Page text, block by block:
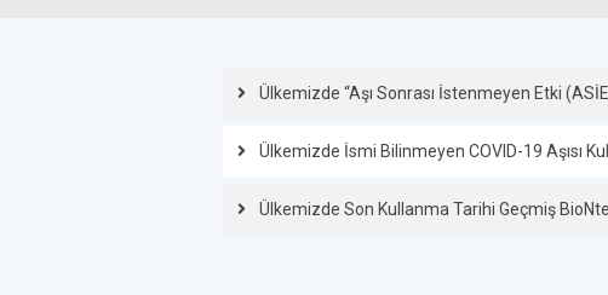
Ülkemizde “Aşı Sonrası İstenmeyen Etki
Ülkemizde İsmi Bilinmeyen COVID-19 Aşısı
Ülkemizde Son Kullanma Tarihi Geçmiş